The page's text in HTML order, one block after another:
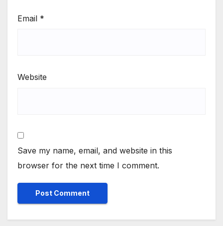
Email *
Website
Save my name, email, and website in this
browser for the next time I comment.